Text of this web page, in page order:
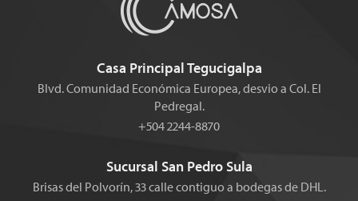
Casa Principal Tegucigalpa
Blvd. Comunidad Económica Europea, desvio a Col. El
Pedregal.
+504 2244-8870
Sucursal San Pedro Sula
Brisas del Polvorín, 33 calle contiguo a bodegas de DHL.